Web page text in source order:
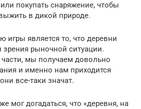
покупать снаряжение, чтобы
в дикой природе.
игры является то, что деревни
зрения рыночной ситуации.
мы получаем довольно
и именно нам приходится
все-таки значат.
мог догадаться, что «деревня, на